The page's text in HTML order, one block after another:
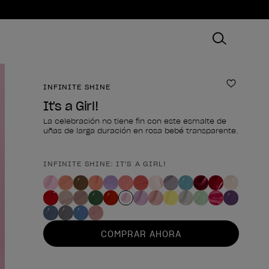
INFINITE SHINE Añadir
It's a Girl!
La celebración no tiene fin con este esmalte de
uñas de larga duración en rosa bebé transparente.
Forma del producto
INFINITE SHINE: IT'S A GIRL!
COMPRAR AHORA